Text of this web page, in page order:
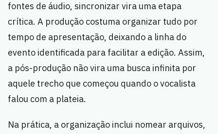
fontes de áudio, sincronizar vira uma etapa
crítica. A produção costuma organizar tudo por
tempo de apresentação, deixando a linha do
evento identificada para facilitar a edição. Assim,
a pós-produção não vira uma busca infinita por
aquele trecho que começou quando o vocalista
falou com a plateia.
Na prática, a organização inclui nomear arquivos,